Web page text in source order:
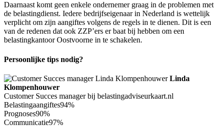
Daarnaast komt geen enkele ondernemer graag in de problemen met
de belastingdienst. Iedere bedrijfseigenaar in Nederland is wettelijk
verplicht om zijn aangiftes volgens de regels in te dienen. Dit is een
van de redenen dat ook ZZP’ers er baat bij hebben om een
belastingkantoor Oostvoorne in te schakelen.
Persoonlijke tips nodig?
Linda
Klompenhouwer
Customer Succes manager bij belastingadviseurkaart.nl
Belastingaangiftes94%
Prognoses90%
Communicatie97%